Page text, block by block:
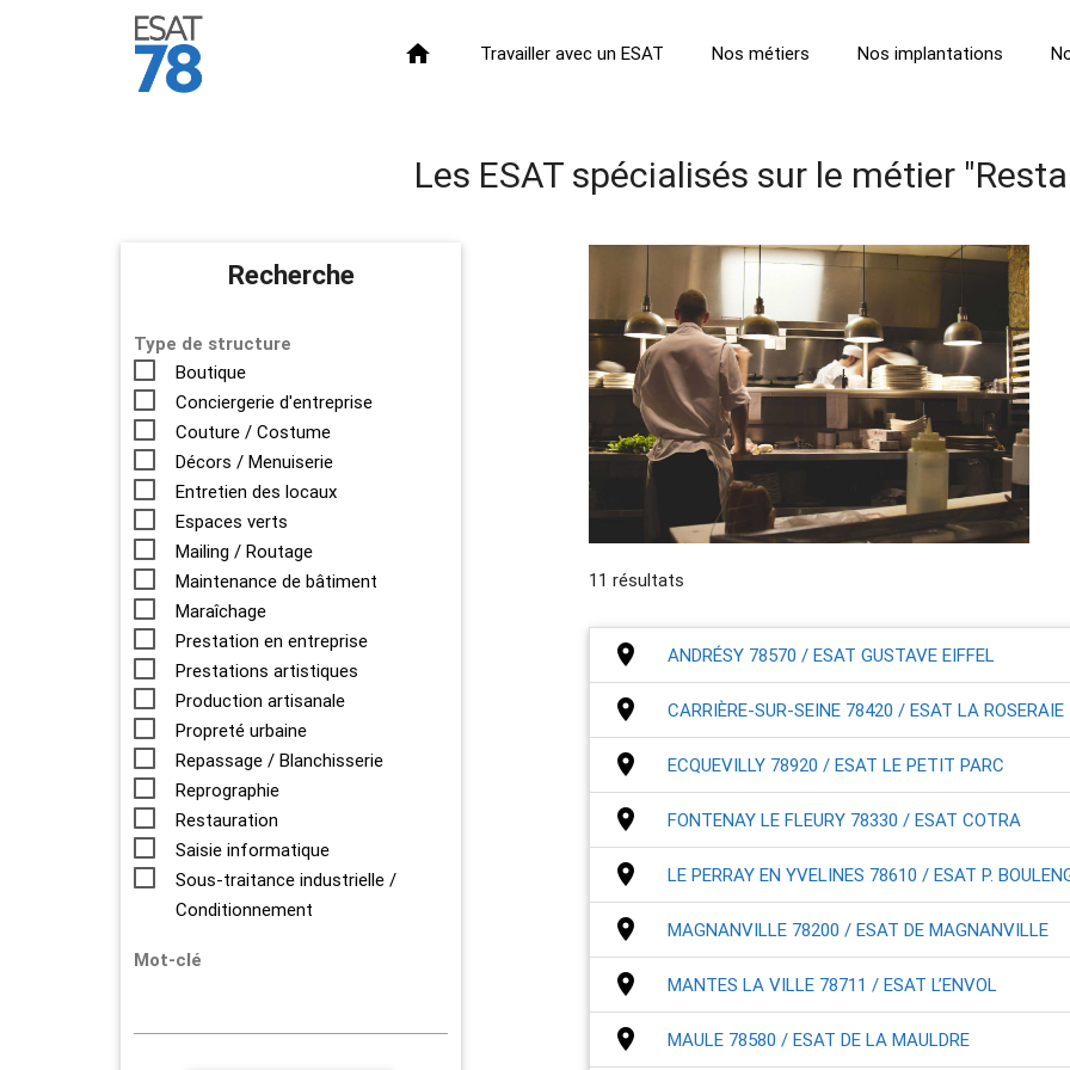
home Travailler avec un ESAT Nos métiers Nos implantations
Les ESAT spécialisés sur le métier
Recherche
Type de structure
Boutique
Conciergerie d'entreprise
Couture / Costume
Décors / Menuiserie
Entretien des locaux
Espaces verts
Mailing / Routage
Maintenance de bâtiment
Maraîchage
Prestation en entreprise
Prestations artistiques
Production artisanale
Propreté urbaine
Repassage / Blanchisserie
Reprographie
Restauration
Saisie informatique
Sous-traitance industrielle /
Conditionnement
Mot-clé
11 résultats
place ANDRÉSY 78570 / ESAT GUSTAVE EIFFEL
place CARRIÈRE-SUR-SEINE 78420 / ESAT LA ROSERAIE
place ECQUEVILLY 78920 / ESAT LE PETIT PARC
place FONTENAY LE FLEURY 78330 / ESAT COTRA
place LE PERRAY EN YVELINES 78610 / ESAT P.
place MAGNANVILLE 78200 / ESAT DE MAGNANVILLE
place MANTES LA VILLE 78711 / ESAT L’ENVOL
place MAULE 78580 / ESAT DE LA MAULDRE